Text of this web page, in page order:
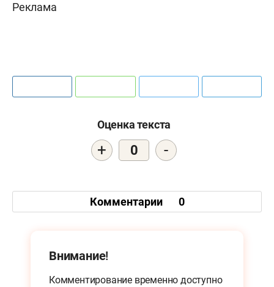
Реклама
Оценка текста
+ 0 -
Комментарии 0
Внимание!
Комментирование временно доступно